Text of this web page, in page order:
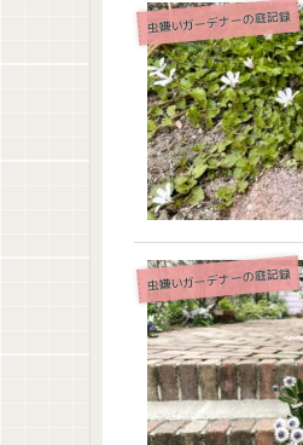
虫嫌いガーデナーの庭記録
虫嫌いガーデナーの庭記録